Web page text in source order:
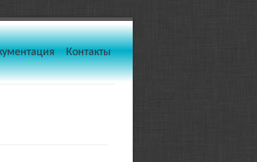
Контакты